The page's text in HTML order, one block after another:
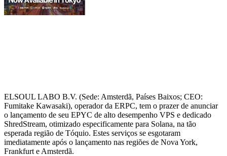
ELSOUL LABO B.V. (Sede: Amsterdã, Países Baixos; CEO:
Fumitake Kawasaki), operador da ERPC, tem o prazer de anunciar
o lançamento de seu EPYC de alto desempenho VPS e dedicado
ShredStream, otimizado especificamente para Solana, na tão
esperada região de Tóquio. Estes serviços se esgotaram
imediatamente após o lançamento nas regiões de Nova York,
Frankfurt e Amsterdã.